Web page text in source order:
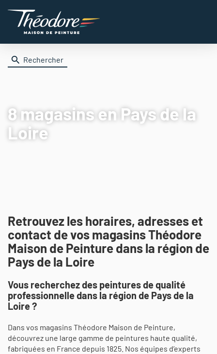
Rechercher
8 magasinsen Pays de la
Loire
Retrouvez les horaires, adresses et
contact de vos magasins Théodore
Maison de Peinture dans la région de
Pays de la Loire
Vous recherchez des peintures de qualité
professionnelle dans la région de Pays de la
Loire ?
Dans vos magasins Théodore Maison de Peinture,
découvrez une large gamme de peintures haute qualité,
fabriquées en France depuis 1825. Nos équipes d’experts